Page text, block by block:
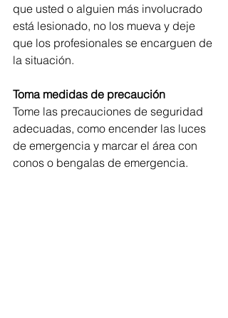
que usted o alguien más involucrado
está lesionado, no los mueva y deje
que los profesionales se encarguen de
la situación.
Toma medidas de precaución
Tome las precauciones de seguridad
adecuadas, como encender las luces
de emergencia y marcar el área con
conos o bengalas de emergencia.